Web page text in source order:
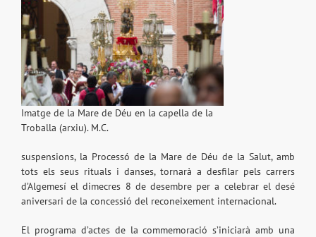
Imatge de la Mare de Déu en la capella de la
Troballa (arxiu). M.C.
suspensions, la Processó de la Mare de Déu de la Salut, amb
tots els seus rituals i danses, tornarà a desfilar pels carrers
d’Algemesí el dimecres 8 de desembre per a celebrar el desé
aniversari de la concessió del reconeixement internacional.
El programa d’actes de la commemoració s’iniciarà amb una